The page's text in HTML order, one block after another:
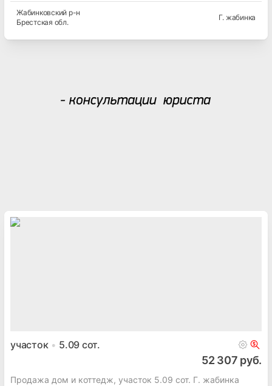
Жабинковский р-н
Брестская обл.
Г. жабинка
участок 5.09 сот.
52 307 руб.
Продажа дом и коттедж, участок 5.09 сот. Г. жабинка